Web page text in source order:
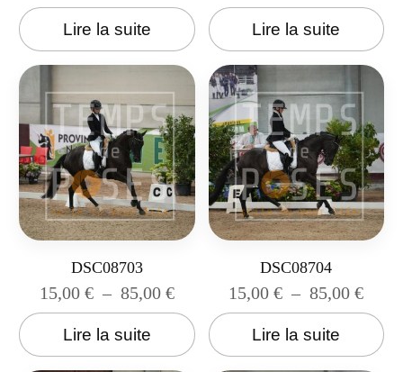
Lire la suite Lire la suite
DSC08703
15,00 € – 85,00 €
Lire la suite
DSC08704
15,00€ – 85,00€
Lire la suite